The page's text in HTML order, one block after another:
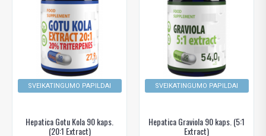
SVEIKATINGUMO PAPILDAI
Hepatica Gotu Kola 90 kaps.
(20:1 Extract)
SVEIKATINGUMO PAPILDAI
Hepatica Graviola 90 kaps. (5:1
Extract)